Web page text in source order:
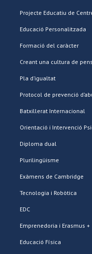
Projecte Educatiu de
Educació Personalitzada
Formació del caràcter
Creant una cultura de
Pla d’igualtat
Protocol de prevenció
Batxillerat Internacional
Orientació i Intervenció
Diploma dual
Plurilingüisme
Exàmens de Cambridge
Tecnologia i Robòtica
EDC
Emprenedoria i Erasmus +
Educació Física